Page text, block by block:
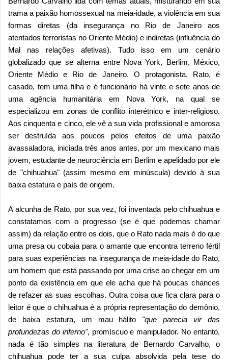
trama a paixão homossexual na meia-idade, a violência em sua
formas diretas (da insegurança no Rio de Janeiro aos
atentados terroristas no Oriente Médio) e indiretas (influência do
Mal nas relações afetivas). Tudo isso em um cenário
globalizado que se alterna entre Nova York, Berlim, México,
Oriente Médio e Rio de Janeiro. O protagonista, Rato, é
casado, tem uma filha e é funcionário há vinte e sete anos de
uma agência humanitária em Nova York, na qual se
especializou em zonas de conflito interétnico e inter-religioso.
Aos cinquenta e cinco, ele vê a sua vida profissional e amorosa
ser destruída aos poucos pelos efeitos de uma paixão
avassaladora, iniciada três anos antes, por um mexicano mais
jovem, estudante de neurociência em Berlim e apelidado por ele
de "chihuahua" (assim mesmo em minúscula) devido à sua
baixa estatura e país de origem.
A alcunha de Rato, por sua vez, foi inventada pelo chihuahua e
constatamos com o progresso (se é que podemos chamar
assim) da relação entre os dois, que o Rato nada mais é do que
uma presa ou cobaia para o amante que encontra terreno fértil
para suas experiências na insegurança de meia-idade do Rato,
um homem que está passando por uma crise ao chegar em um
ponto da existência em que ele acha que há poucas chances
de refazer as suas escolhas. Outra coisa que fica clara para o
leitor é que o chihuahua é a própria representação do demônio,
de baixa estatura, um mau hálito "que parecia vir das
profundezas do inferno", promíscuo e manipulador. No entanto,
nada é tão simples na literatura de Bernardo Carvalho, o
chihuahua pode ter a sua culpa absolvida pela tese do